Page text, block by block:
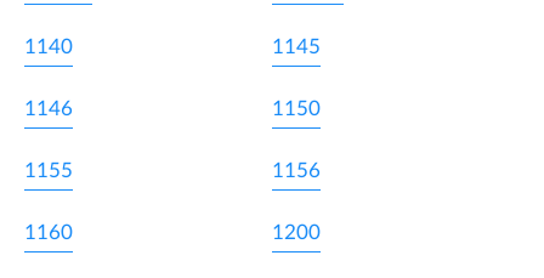
1140 1145
1146 1150
1155 1156
1160 1200